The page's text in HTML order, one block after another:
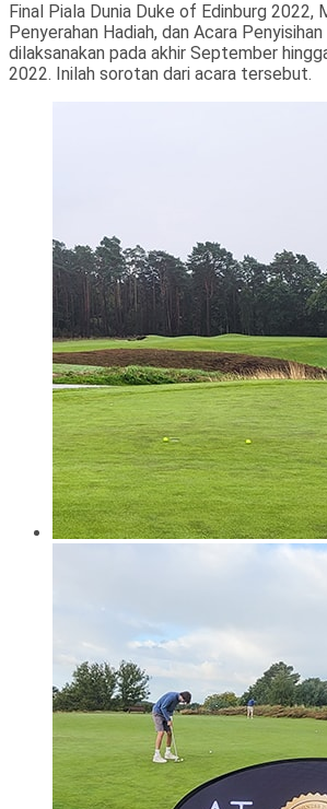
Final Piala Dunia Duke of Edinburg 2022,
Penyerahan Hadiah, dan Acara
dilaksanakan pada akhir September
2022. Inilah sorotan dari acara tersebut.